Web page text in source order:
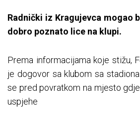
Radnički iz Kragujevca mogao
dobro poznato lice na klupi.
Prema informacijama koje stižu,
je dogovor sa klubom sa stadiona
se pred povratkom na mjesto
uspjehe